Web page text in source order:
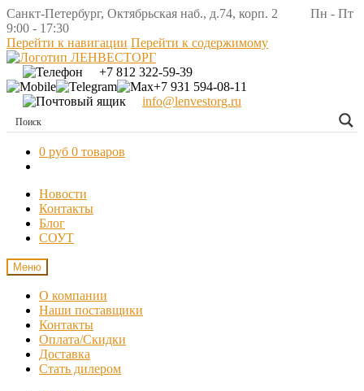
Санкт-Петербург, Октябрьская наб., д.74, корп. 2 Пн - Пт
9:00 - 17:30
Перейти к навигации Перейти к содержимому
+7 812 322-59-39
+7 931 594-08-11
info@lenvestorg.ru
0 руб 0 товаров
Новости
Контакты
Блог
СОУТ
Меню
О компании
Наши поставщики
Контакты
Оплата/Скидки
Доставка
Стать дилером